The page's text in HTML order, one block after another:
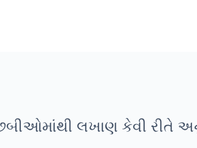
લખાણ કેવી રીતે